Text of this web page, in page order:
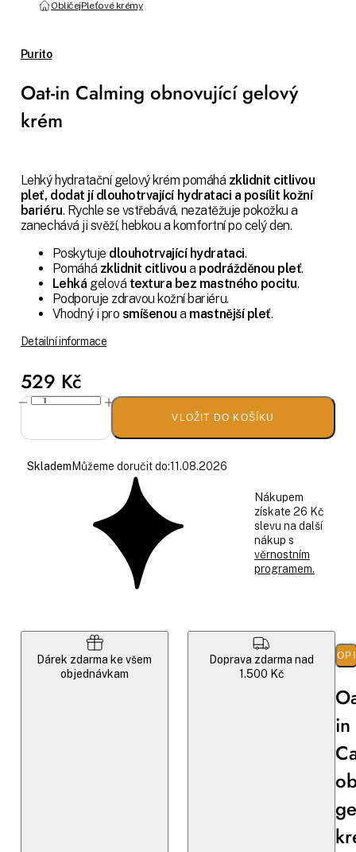
ObličejPleťové krémy
Purito
Oat-in Calming obnovující gelový
krém
Lehký hydratační gelový krém pomáhá zklidnit citlivou
pleť, dodat jí dlouhotrvající hydrataci a posílit kožní
bariéru. Rychle se vstřebává, nezatěžuje pokožku a
zanechává ji svěží, hebkou a komfortní po celý den.
Poskytuje dlouhotrvající hydrataci.
Pomáhá zklidnit citlivou a podrážděnou pleť.
Lehká gelová textura bez mastného pocitu.
Podporuje zdravou kožní bariéru.
Vhodný i pro smíšenou a mastnější pleť.
Detailní informace
529 Kč
VLOŽIT DO KOŠÍKU
Skladem Můžeme doručit do:11.08.2026
Nákupem
získate 26 Kč
slevu na další
nákup s
věrnostním
programem.
Dárek zdarma ke všem
objednávkam
Doprava zdarma nad
1.500 Kč
in